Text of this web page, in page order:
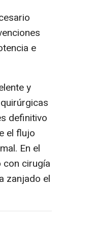
e
y
definitivo
el flujo
En el
cirugía
zanjado el